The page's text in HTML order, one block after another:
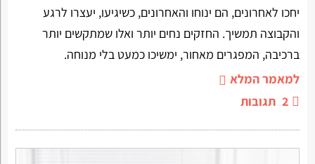
יחכו לאחרונים, הם ינוחו והאחרונים, כשיגיעו, יעצרו לרגע
והקבוצה תמשיך. החזקים נחים יותר ואלו שמתקשים יותר
ברכיבה, המפגרים מאחור, ימשיכו כמעט בלי מנוחה.
למאמר המלא
2 תגובות